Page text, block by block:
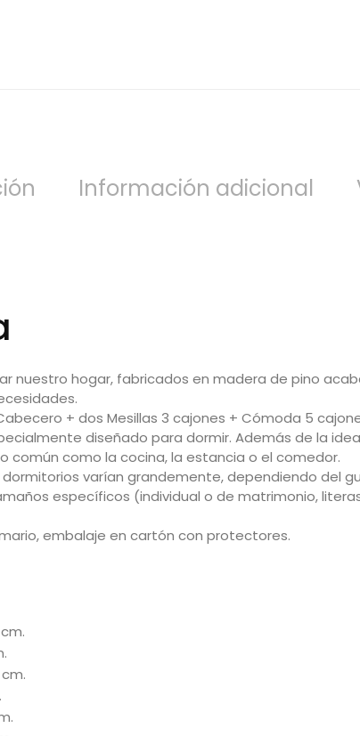
Información adicional
nuestro hogar, fabricados en madera de pino
+ dos Mesillas 3 cajones + Cómoda 5
diseñado para dormir.​ Además de la
común como la cocina, la estancia o el comedor.
varían grandemente, dependiendo del
específicos (individual o de matrimonio,
embalaje en cartón con protectores.